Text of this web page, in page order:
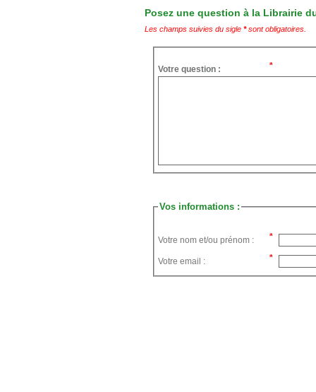
Posez une question à la Librairie
Les champs suivies du sigle *sont obligatoires.
Votre question :
Vos informations :
Votre nom et/ou prénom :
Votre email :